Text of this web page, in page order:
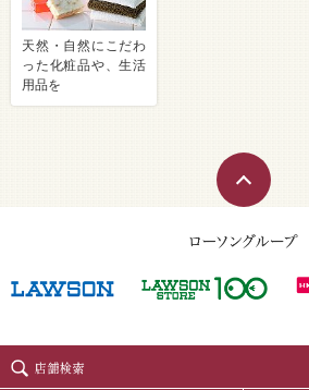
天然・自然にこだわ
った化粧品や、生活
用品を